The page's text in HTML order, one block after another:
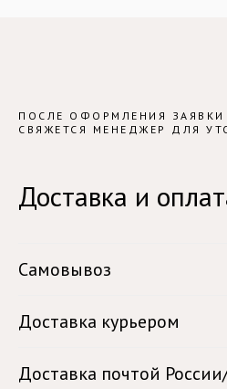
ПОСЛЕ ОФОРМЛЕНИЯ
СВЯЖЕТСЯ МЕНЕДЖЕР ДЛЯ
Доставка и
Самовывоз
Доставка курьером
Доставка почтой